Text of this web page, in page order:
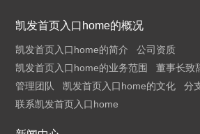
凯发首页入口home的概况
凯发首页入口home的简介
公司资质
凯发首页入口home的业务范围
董事长致
管理团队
凯发首页入口home的文化
分
联系凯发首页入口home